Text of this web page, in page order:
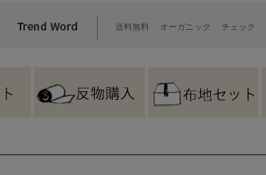
送料無料 オーガニック チェック